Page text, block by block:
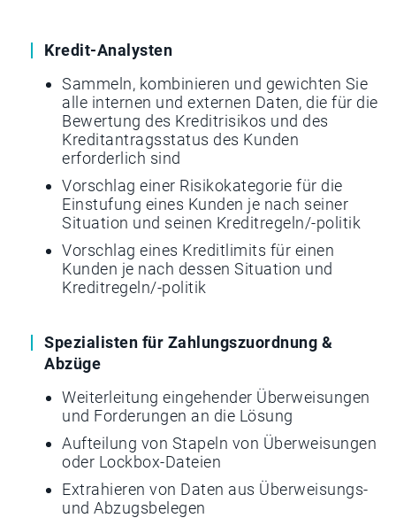
Kredit-Analysten
Sammeln, kombinieren und gewichten Sie
alle internen und externen Daten, die für die
Bewertung des Kreditrisikos und des
Kreditantragsstatus des Kunden
erforderlich sind
Vorschlag einer Risikokategorie für die
Einstufung eines Kunden je nach seiner
Situation und seinen Kreditregeln/-politik
Vorschlag eines Kreditlimits für einen
Kunden je nach dessen Situation und
Kreditregeln/-politik
Spezialisten für Zahlungszuordnung &
Abzüge
Weiterleitung eingehender Überweisungen
und Forderungen an die Lösung
Aufteilung von Stapeln von Überweisungen
oder Lockbox-Dateien
Extrahieren von Daten aus Überweisungs-
und Abzugsbelegen